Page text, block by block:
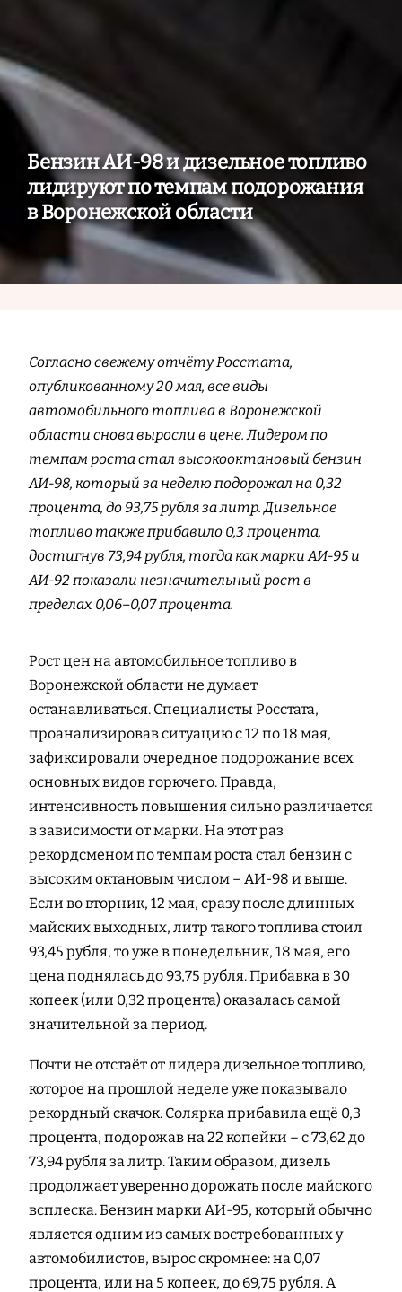
Бензин АИ‑98 и дизельное топливо
лидируют по темпам подорожания
в Воронежской области
Согласно свежему отчёту Росстата,
опубликованному 20 мая, все виды
автомобильного топлива в Воронежской
области снова выросли в цене. Лидером по
темпам роста стал высокооктановый бензин
АИ‑98, который за неделю подорожал на 0,32
процента, до 93,75 рубля за литр. Дизельное
топливо также прибавило 0,3 процента,
достигнув 73,94 рубля, тогда как марки АИ‑95 и
АИ‑92 показали незначительный рост в
пределах 0,06–0,07 процента.
Рост цен на автомобильное топливо в
Воронежской области не думает
останавливаться. Специалисты Росстата,
проанализировав ситуацию с 12 по 18 мая,
зафиксировали очередное подорожание всех
основных видов горючего. Правда,
интенсивность повышения сильно различается
в зависимости от марки. На этот раз
рекордсменом по темпам роста стал бензин с
высоким октановым числом – АИ-98 и выше.
Если во вторник, 12 мая, сразу после длинных
майских выходных, литр такого топлива стоил
93,45 рубля, то уже в понедельник, 18 мая, его
цена поднялась до 93,75 рубля. Прибавка в 30
копеек (или 0,32 процента) оказалась самой
значительной за период.
Почти не отстаёт от лидера дизельное топливо,
которое на прошлой неделе уже показывало
рекордный скачок. Солярка прибавила ещё 0,3
процента, подорожав на 22 копейки – с 73,62 до
73,94 рубля за литр. Таким образом, дизель
продолжает уверенно дорожать после майского
всплеска. Бензин марки АИ-95, который обычно
является одним из самых востребованных у
автомобилистов, вырос скромнее: на 0,07
процента, или на 5 копеек, до 69,75 рубля. А